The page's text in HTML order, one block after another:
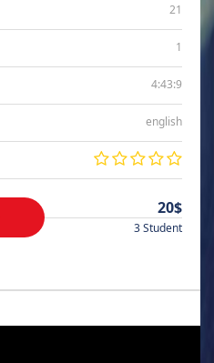
21
1
4:43:9
english
20$
3 Student